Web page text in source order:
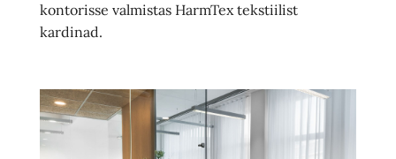
kontorisse valmistas HarmTex tekstiilist
kardinad.